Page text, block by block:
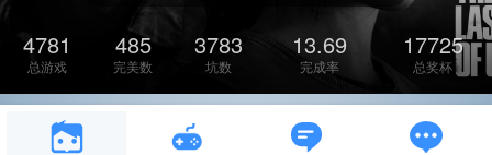
4781
总游戏
485
完美数
3783
坑数
13.69
完成率
17725
总奖杯